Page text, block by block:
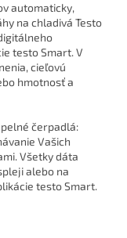
automaticky,
na chladivá Testo
testo Smart. V
cieľovú
hmotnosť a
čerpadlá:
Vašich
Všetky dáta
alebo na
testo Smart.